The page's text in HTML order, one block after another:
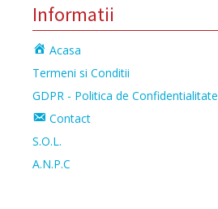
Informatii
Acasa
Termeni si Conditii
GDPR - Politica de Confidentialitate
Contact
S.O.L.
A.N.P.C